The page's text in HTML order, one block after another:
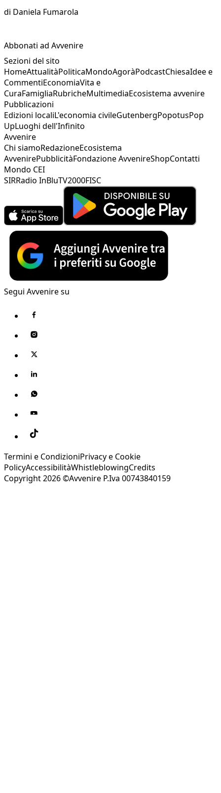
di Daniela Fumarola
Abbonati ad Avvenire
Sezioni del sito
HomeAttualitàPoliticaMondoAgoràPodcastChiesaIdee e
CommentiEconomiaVita e
CuraFamigliaRubricheMultimediaEcosistema avvenire
Pubblicazioni
Edizioni localiL'economia civileGutenbergPopotusPop
UpLuoghi dell'Infinito
Avvenire
Chi siamoRedazioneEcosistema
AvvenirePubblicitàFondazione AvvenireShopContatti
Mondo CEI
SIRRadio InBluTV2000FISC
Segui Avvenire su
Termini e CondizioniPrivacy e Cookie
PolicyAccessibilitàWhistleblowingCredits
Copyright 2026 ©Avvenire P.Iva 00743840159